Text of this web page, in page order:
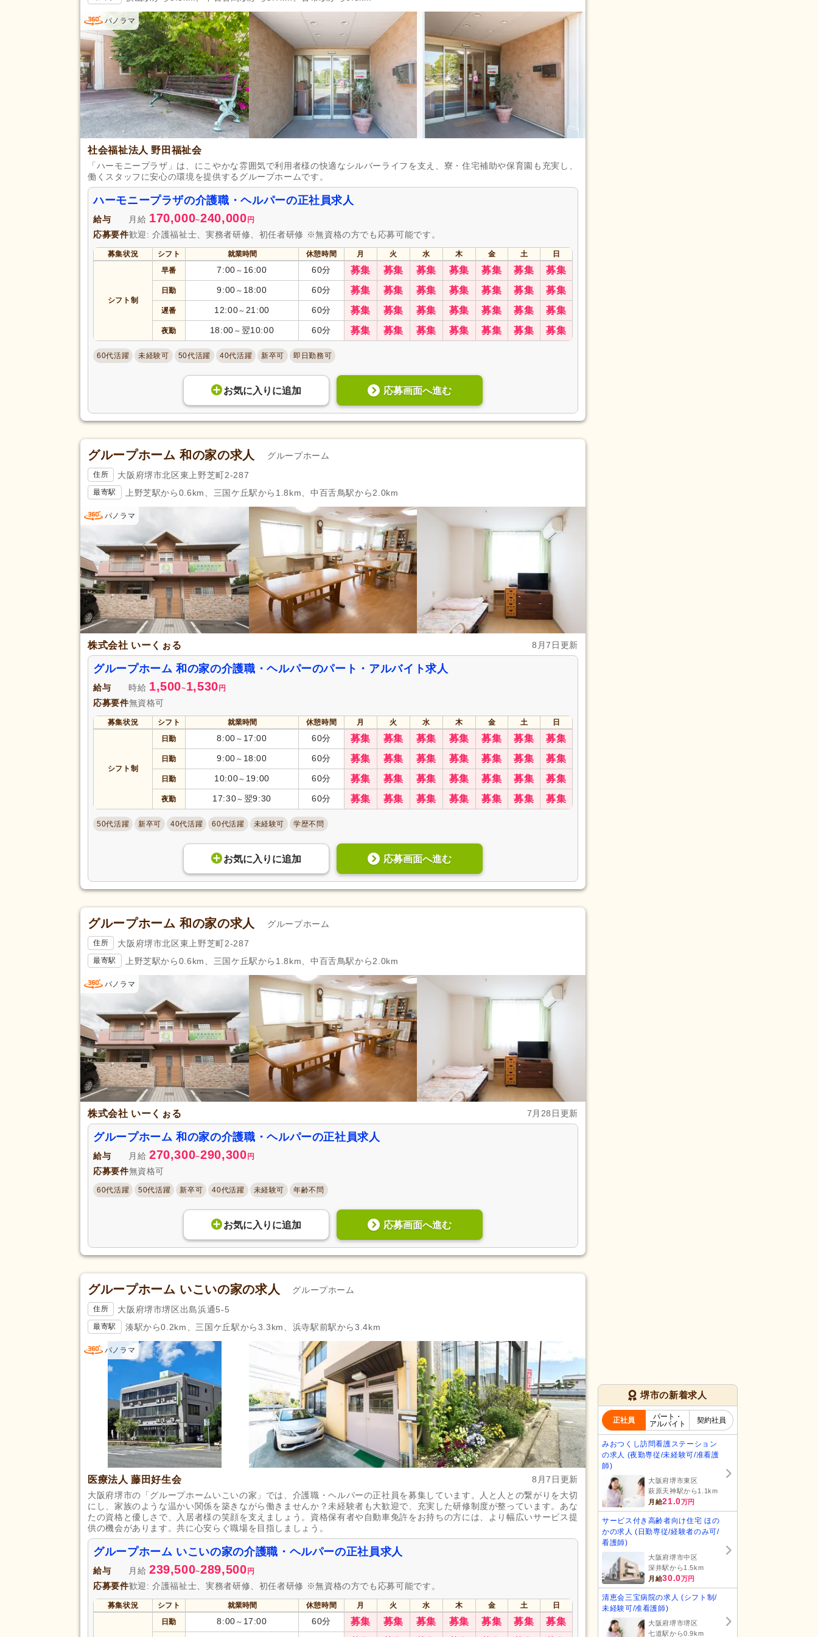
スピード対応(317) 急募 (132)
勤務形態
残業ほぼなし(3,380) シフト制(1,253) 日勤のみ可 (2,277)
夜勤のみ可(171) 午前のみ可(338) 午後のみ可(338)
時短勤務相談可(380) 週1日から可(268) 週2日から可(159)
週3日から可(131) 週4日から可(33) シフト相談可(3,139)
即日勤務可(432)
応募資格
認知症ケア専門士(6) 社会福祉士(142) 精神保健福祉士(33)
社会福祉主事任用(73) 主任介護支援専門員(26)
介護支援専門員（ケアマネジャー）
医療事務 (8) 理学療法士 (130)
言語聴覚士(43) 視能訓練士(6) あん摩マッサージ指圧師(13)
柔道整復師(53) はり師(9) きゅう師(6)
管理栄養士(28) 栄養士(26) 調理師(23)
福祉用具専門相談員(10) 福祉住環境コーディネーター(1) 自動車免許(727)
自動車免許（二種） 認知症介護基礎研修 (2) 認知症介護実践者研修 (1)
小規模多機能型サービス等計画作成
担当者研修(1)
医師(2) 薬剤師 (93)
助産師(2) 診療放射線技師
臨床工学技士(3) 公認心理師(6) 臨床心理士
(5) 歯科衛生士
歯科技工士(6) 児童発達支援管理責任者研修(3) サービス管理責任者研修(5)
幼稚園教諭1種
休日・休暇
完全週休2日(567)
土日休み (128) 土日祝休み(136)
日曜休み 年間休日100日以上(248) 年間休日110日以上(336)
有給消化促進(3,138) 産休あり
育休あり(3,257) (793)
夏季休暇(381) 冬季休暇(113)
給与・手当
福利厚生
賞与あり(2,043) 社会保険完備(3,374) 研修制度あり (3,137)
セミナー参加費補助(194) 企業年金(257) 昇給あり(3,327)
復職支援あり(582) 退職金あり(1,095) 日・祝給与アップ(275)
住宅手当(301) 資格取得支援あり(915) 通勤手当(2,634)
人事評価制度あり(3,138) 処遇改善手当(691) 制服あり(1,980)
夜勤手当(486) 寮・社宅あり(125)
資格手当(954)
副業可 歩合制あり (68) 転勤なし (2,506)
駅近(1,421) 自動車通勤可(2,245) 自転車通勤可(3,137)
バイク通勤可
パノラマ
社会福祉法人 野田福祉会
「ハーモニープラザ」は、にこやかな雰囲気で利用者様の快適なシルバーライフを支え、寮・住宅補助や保育園も充実し、
働くスタッフに安心の環境を提供するグループホームです。
ハーモニープラザの介護職・ヘルパーの正社員求人
給与 月給 170,000~240,000 円
応募要件歓迎: 介護福祉士、実務者研修、初任者研修 ※無資格の方でも応募可能です。
募集状況 シフト 就業時間 休憩時間 月 火 水 木 金 土 日
シフト制
早番 7:00 ～ 16:00 60分 募集 募集 募集 募集 募集 募集 募集
日勤 9:00 ～ 18:00 60分 募集 募集 募集 募集 募集 募集 募集
遅番 12:00～ 21:00 60分 募集 募集 募集 募集 募集 募集 募集
夜勤 18:00 ～ 翌10:00 60分 募集 募集 募集 募集 募集 募集 募集
60代活躍 未経験可 50代活躍 40代活躍 新卒可 即日勤務可
お気に入り に追加 応募画面へ進む
グループホーム 和の家の求人 グループホーム
住所 大阪府堺市北区東上野芝町2-287
最寄駅 上野芝駅から0.6km、三国ケ丘駅から1.8km、中百舌鳥駅から2.0km
パノラマ
株式会社 いーくぉる 8月7日更新
グループホーム 和の家の介護職・ヘルパーのパート・アルバイト求人
給与 時給 1,500~1,530 円
応募要件無資格可
募集状況 シフト 就業時間 休憩時間 月 火 水 木 金 土 日
シフト制
日勤 8:00 ～ 17:00 60分 募集 募集 募集 募集 募集 募集 募集
日勤 9:00 ～ 18:00 60分 募集 募集 募集 募集 募集 募集 募集
日勤 10:00～ 19:00 60分 募集 募集 募集 募集 募集 募集 募集
夜勤 17:30～ 翌9:30 60分 募集 募集 募集 募集 募集 募集 募集
50代活躍 新卒可 40代活躍 60代活躍 未経験可 学歴不問
お気に入り に追加 応募画面へ進む
グループホーム 和の家の求人 グループホーム
住所 大阪府堺市北区東上野芝町2-287
最寄駅 上野芝駅から0.6km、三国ケ丘駅から1.8km、中百舌鳥駅から2.0km
パノラマ
株式会社 いーくぉる 7月28日更新
グループホーム 和の家の介護職・ヘルパーの正社員求人
給与 月給 270,300~290,300 円
応募要件無資格可
60代活躍 50代活躍 新卒可 40代活躍 未経験可 年齢不問
お気に入り に追加 応募画面へ進む
グループホーム いこいの家の求人 グループホーム
住所 大阪府堺市堺区出島浜通5-5
最寄駅 湊駅から0.2km、三国ケ丘駅から3.3km、浜寺駅前駅から3.4km
パノラマ
医療法人 藤田好生会
8月7日更新
大阪府堺市の「グループホームいこいの家」では、介護職・ヘルパーの正社員を募集しています。人と人との繋がりを大切
にし、家族のような温かい関係を築きながら働きませんか？未経験者も大歓迎で、充実した研修制度が整っています。あな
たの資格と優しさで、入居者様の笑顔を支えましょう。資格保有者や自動車免許をお持ちの方には、より幅広いサービス提
供の機会があります。共に心安らぐ職場を目指しましょう。
グループホーム いこいの家の介護職・ヘルパーの正社員求人
給与 月給 239,500~289,500 円
応募要件歓迎: 介護福祉士、実務者研修、初任者研修 ※無資格の方でも応募可能です。
募集状況 シフト 就業時間 休憩時間 月 火 水 木 金 土
日
日勤
8:00 ～ 17:00 60分 募集 募集 募集 募集 募集 募集 募集
堺市の新着求人
正社員
パート・
アルバイト
契約社員
みおつくし訪問看護ステーション
の求人 (夜勤専従/未経験可/准看護
師)
大阪府堺市東区
萩原天神駅から1.1km
月給21.0万円
サービス付き高齢者向け住宅 ほの
かの求人 (日勤専従/経験者のみ可/
看護師)
大阪府堺市中区
深井駅から1.5km
月給30.0万円
清恵会三宝病院の求人 (シフト制/
未経験可/准看護師)
大阪府堺市堺区
七道駅から0.9km